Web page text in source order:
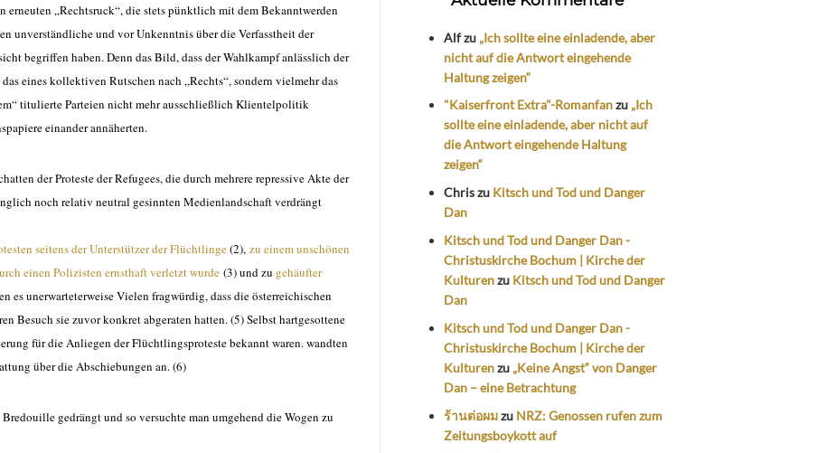
erneuten „Rechtsruck“, die stets pünktlich mit dem Bekanntwerden
unverständliche und vor Unkenntnis über die Verfasstheit der
begriffen haben. Denn das Bild, dass der Wahlkampf anlässlich der
eines kollektiven Rutschen nach „Rechts“, sondern vielmehr das
titulierte Parteien nicht mehr ausschließlich Klientelpolitik
einander annäherten.
der Proteste der Refugees, die durch mehrere repressive Akte der
noch relativ neutral gesinnten Medienlandschaft verdrängt
seitens der Unterstützer der Flüchtlinge(2), zu einem unschönen
einen Polizisten ernsthaft verletzt wurde (3) und zu gehäufter
es unerwarteterweise Vielen fragwürdig, dass die österreichischen
Besuch sie zuvor konkret abgeraten hatten. (5) Selbst hartgesottene
für die Anliegen der Flüchtlingsproteste bekannt waren. wandten
über die Abschiebungen an. (6)
gedrängt und so versuchte man umgehend die Wogen zu
Alfzu „Ich sollte eine einladende, aber
nicht auf die Antwort eingehende
Haltung zeigen“
"Kaiserfront Extra"-Romanfanzu „Ich
sollte eine einladende, aber nicht auf
die Antwort eingehende Haltung
zeigen“
Chriszu Kitsch und Tod und Danger
Dan
Kitsch und Tod und Danger Dan -
Christuskirche Bochum | Kirche der
Kulturenzu Kitsch und Tod und Danger
Dan
Kitsch und Tod und Danger Dan -
Christuskirche Bochum | Kirche der
Kulturenzu „Keine Angst“ von Danger
Dan – eine Betrachtung
ร้านต่อผมzu NRZ: Genossen rufen zum
Zeitungsboykott auf